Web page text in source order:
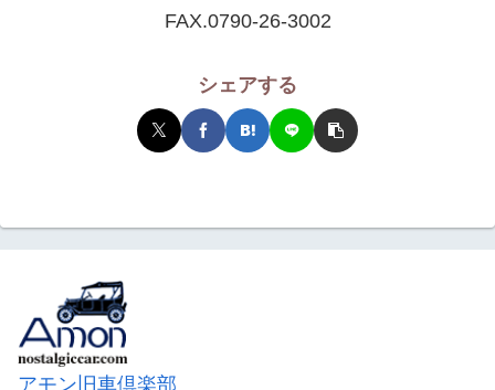
FAX.0790-26-3002
シェアする
アモン旧車倶楽部